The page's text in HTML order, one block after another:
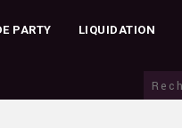
PARTY LIQUIDATION